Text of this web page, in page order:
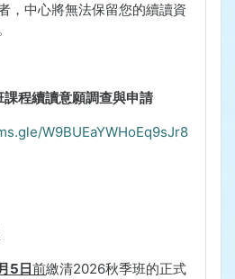
，中心將無法保留您的續讀資
課程續讀意願調查與申請
W9BUEaYWHoEq9sJr8
5 日前繳清2026秋季班的正式